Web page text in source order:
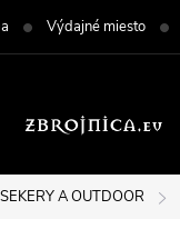
Výdajné miesto
A OUTDOOR